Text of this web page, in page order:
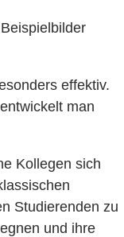
effektiv.
man
Kollegen sich
Studierenden zu
und ihre